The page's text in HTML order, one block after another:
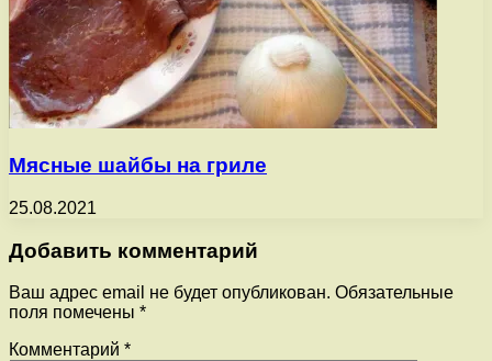
Мясные шайбы на гриле
25.08.2021
Добавить комментарий
Ваш адрес email не будет опубликован. Обязательные
поля помечены *
Комментарий *